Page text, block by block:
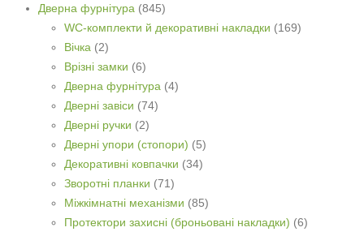
Дверна фурнітура (845)
WC-комплекти й декоративні накладки (169)
Вічка (2)
Врізні замки (6)
Дверна фурнітура (4)
Дверні завіси (74)
Дверні ручки (2)
Дверні упори (стопори) (5)
Декоративні ковпачки (34)
Зворотні планки (71)
Міжкімнатні механізми (85)
Протектори захисні (броньовані накладки) (6)